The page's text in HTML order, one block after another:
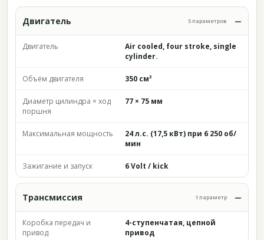
Двигатель 5 параметров
Двигатель
Air cooled, four stroke, single
cylinder.
Объём двигателя 350 см³
Диаметр цилиндра × ход
поршня
77 × 75 мм
Максимальная мощность
24 л.с. (17,5 кВт) при 6 250 об/
мин
Зажигание и запуск 6 Volt / kick
Трансмиссия 1 параметр
Коробка передач и
привод
4-ступенчатая, цепной
привод